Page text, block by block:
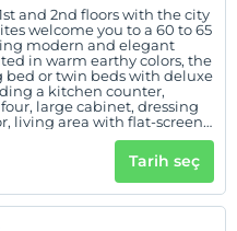
and 2nd floors with the city
welcome you to a 60 to 65
modern and elegant
in warm earthy colors, the
bed or twin beds with deluxe
a kitchen counter,
large cabinet, dressing
living area with flat-screen
and bathroom with
Tarih seç